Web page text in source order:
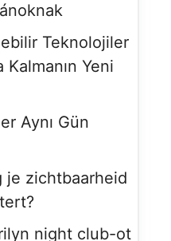
Teknolojiler
Yeni
Aynı Gün
je zichtbaarheid
night club-ot